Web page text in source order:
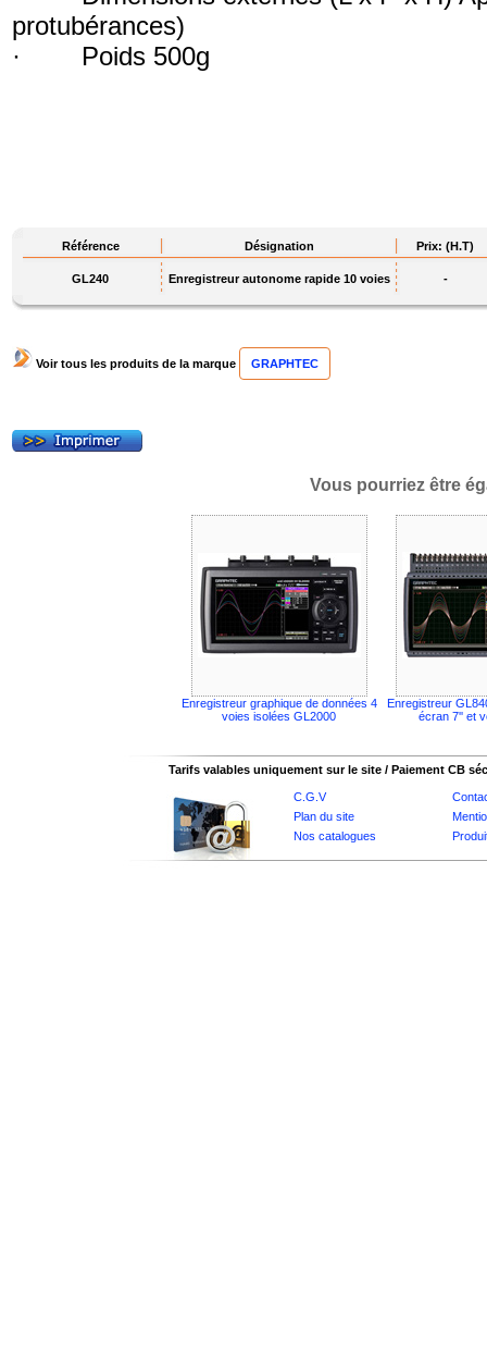
protubérances)
· Poids 500g
Référence Désignation Prix: (H.T)
GL240 Enregistreur autonome rapide 10 voies -
Voir tous les produits de la marque GRAPHTEC
Vous pourriez être
Enregistreur graphique de données 4
voies isolées GL2000
Enregistreur
écran 7'' et
Tarifs valables uniquement sur le site / Paiement CB
C.G.V
Plan du site
Nos catalogues